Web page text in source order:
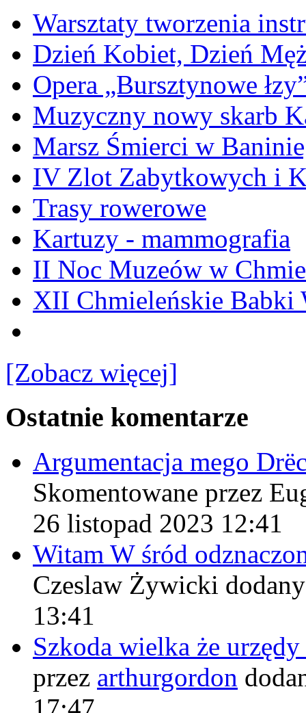
Warsztaty tworzenia
Dzień Kobiet, Dzień
Opera „Bursztynowe
Muzyczny nowy skarb
Marsz Śmierci w
IV Zlot Zabytkowych i
Trasy rowerowe
Kartuzy - mammografia
II Noc Muzeów w
XII Chmieleńskie Babki
[Zobacz więcej]
Ostatnie komentarze
Argumentacja mego
Skomentowane przez
26 listopad 2023 12:41
Witam W śród
Czeslaw Żywicki
13:41
Szkoda wielka że
przez arthurgordon